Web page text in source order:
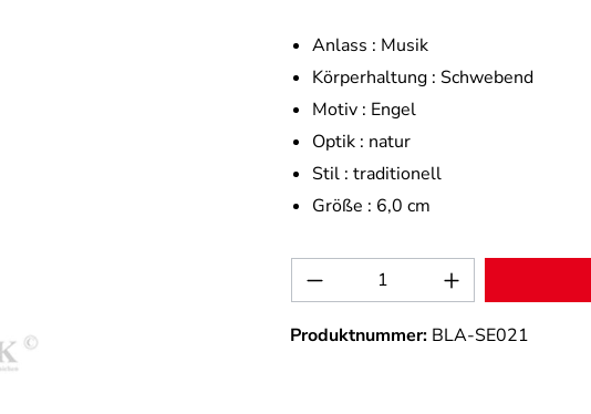
Anlass : Musik
Körperhaltung : Schwebend
Motiv : Engel
Optik : natur
Stil : traditionell
Größe : 6,0 cm
Produkt Anzahl: Gib
Produktnummer: BLA-SE021